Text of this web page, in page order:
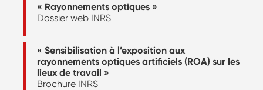
« Rayonnements optiques »
Dossier web INRS
« Sensibilisation à l’exposition aux
rayonnements optiques artificiels (ROA) sur les
lieux de travail »
Brochure INRS